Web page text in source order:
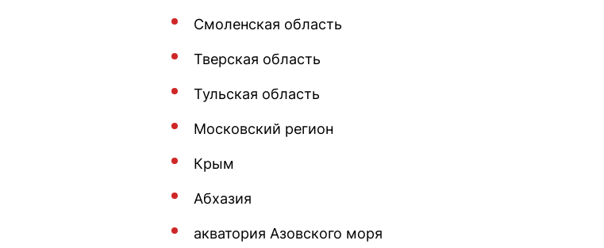
Смоленская область
Тверская область
Тульская область
Московский регион
Крым
Абхазия
акватория Азовского моря